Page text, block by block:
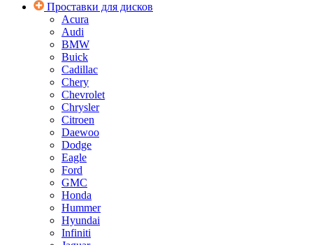
Проставки для дисков
Acura
Audi
BMW
Buick
Cadillac
Chery
Chevrolet
Chrysler
Citroen
Daewoo
Dodge
Eagle
Ford
GMC
Honda
Hummer
Hyundai
Infiniti